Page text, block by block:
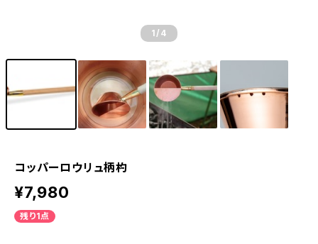
1 /4
コッパーロウリュ柄杓
¥7,980
残り1点